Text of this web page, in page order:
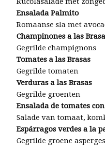
Ensalada Palmito
Romaanse sla met
Champinones a las
Gegrilde champignons
Tomates a las Brasas
Gegrilde tomaten
Verduras a las Brasas
Gegrilde groenten
Ensalada de tomates
Salade van tomaat,
Espárragos verdes a la
Gegrilde groene